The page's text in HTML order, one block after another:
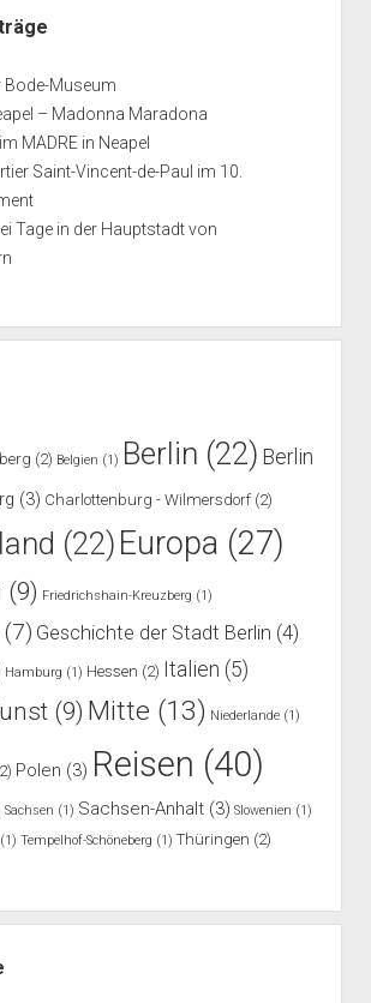
Bode-Museum
– Madonna Maradona
MADRE in Neapel
Saint-Vincent-de-Paul im 10.
Tage in der Hauptstadt von
(2) Belgien (1) Berlin (22) Berlin
(3) Charlottenburg - Wilmersdorf(2)
(22) Europa (27)
(9) Friedrichshain-Kreuzberg (1)
(7) Geschichte der Stadt Berlin (4)
Hamburg (1) Hessen (2) Italien (5)
(9) Mitte (13) Niederlande(1)
Polen (3) Reisen (40)
Sachsen (1) Sachsen-Anhalt(3) Slowenien (1)
Tempelhof-Schöneberg (1) Thüringen (2)